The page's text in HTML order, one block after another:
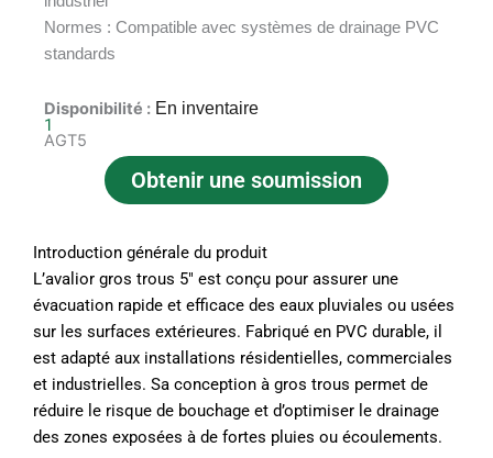
Normes : Compatible avec systèmes de drainage PVC
standards
Disponibilité : En inventaire
1
AGT5
Obtenir une soumission
Introduction générale du produit
L’avalior gros trous 5″ est conçu pour assurer une
évacuation rapide et efficace des eaux pluviales ou usées
sur les surfaces extérieures. Fabriqué en PVC durable, il
est adapté aux installations résidentielles, commerciales
et industrielles. Sa conception à gros trous permet de
réduire le risque de bouchage et d’optimiser le drainage
des zones exposées à de fortes pluies ou écoulements.